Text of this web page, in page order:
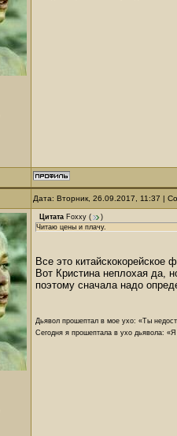
Дата: Вторник, 26.09.2017, 11:37 |
Цитата Foxxy (
)
Читаю цены и плачу.
Все это китайскокорейское
Вот Кристина неплохая да,
поэтому сначала надо
Дьявол прошептал в мое ухо: «Ты
Сегодня я прошептала в ухо дьявола: